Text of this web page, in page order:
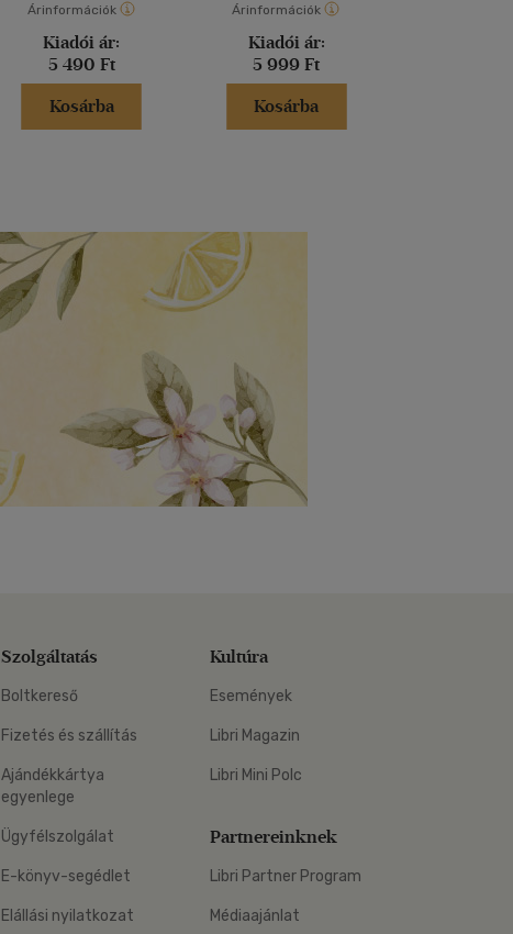
Árinformációk
Kiadói ár:
5 490 Ft
Kosárba
Árinformációk
Kiadói ár:
5 999 Ft
Kosárba
Szolgáltatás
Boltkereső
Fizetés és szállítás
Ajándékkártya
egyenlege
Ügyfélszolgálat
E-könyv-segédlet
Elállási nyilatkozat
Kultúra
Események
Libri Magazin
Libri Mini Polc
Partnereinknek
Libri Partner Program
Médiaajánlat